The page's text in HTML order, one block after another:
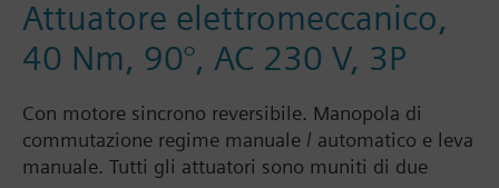
Attuatore elettromeccanico,
40 Nm, 90°, AC 230 V, 3P
Con motore sincrono reversibile. Manopola di
commutazione regime manuale / automatico e leva
manuale. Tutti gli attuatori sono muniti di due